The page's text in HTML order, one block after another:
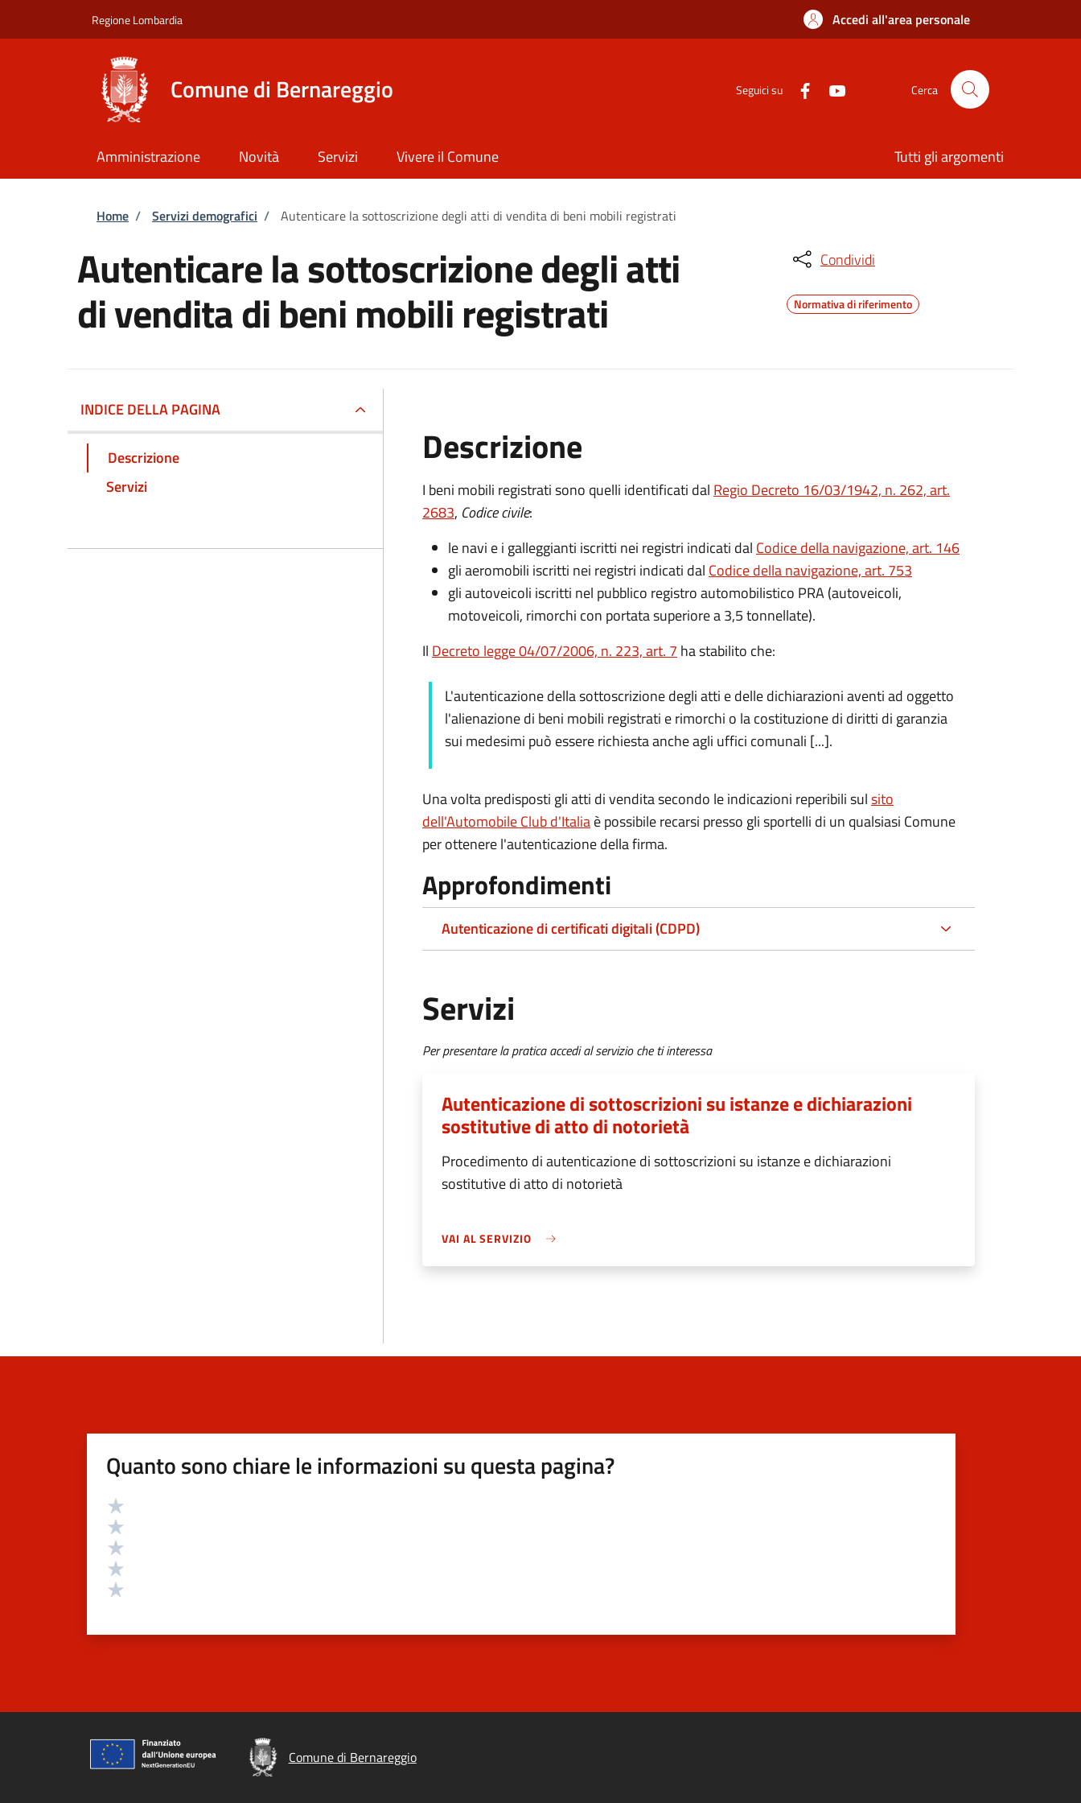
Regione Lombardia Accedi all'area personale
Comune di Bernareggio Seguici su Cerca
Amministrazione Novità Servizi Vivere il Comune Tutti gli argomenti
Briciole di pane
Home / Servizi demografici / Autenticare la sottoscrizione degli atti di vendita di beni mobili registrati
Autenticare la sottoscrizione degli atti
di vendita di beni mobili registrati
Condividi
Normativa di riferimento
INDICE DELLA PAGINA
Descrizione
Servizi
Descrizione
I beni mobili registrati sono quelli identificati dal Regio Decreto 16/03/1942, n. 262, art.
2683, Codice civile:
le navi e i galleggianti iscritti nei registri indicati dal Codice della navigazione, art. 146
gli aeromobili iscritti nei registri indicati dal Codice della navigazione, art. 753
gli autoveicoli iscritti nel pubblico registro automobilistico PRA (autoveicoli,
motoveicoli, rimorchi con portata superiore a 3,5 tonnellate).
Il Decreto legge 04/07/2006, n. 223, art. 7 ha stabilito che:
L'autenticazione della sottoscrizione degli atti e delle dichiarazioni aventi ad oggetto
l'alienazione di beni mobili registrati e rimorchi o la costituzione di diritti di garanzia
sui medesimi può essere richiesta anche agli uffici comunali [...].
Una volta predisposti gli atti di vendita secondo le indicazioni reperibili sulsito
dell'Automobile Club d'Italiaè possibile recarsi presso gli sportelli di un qualsiasi Comune
per ottenere l'autenticazione della firma.
Approfondimenti
Autenticazione di certificati digitali (CDPD)
Servizi
Per presentare la pratica accedi al servizio che ti interessa
Autenticazione di sottoscrizioni su istanze e dichiarazioni
sostitutive di atto di notorietà
Procedimento di autenticazione di sottoscrizioni su istanze e dichiarazioni
sostitutive di atto di notorietà
VAI AL SERVIZIO
Quanto sono chiare le informazioni su questa pagina?
Valutazione
Comune di Bernareggio